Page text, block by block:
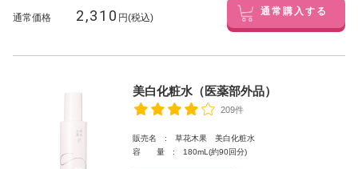
通常価格 2,310 円(税込) 通常購入する
美白化粧水（医薬部外品）
209件
販売名 : 草花木果 美白化粧水
容 量 : 180mL(約90回分)